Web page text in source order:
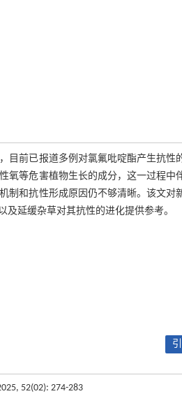
目前已报道多例对氯氟吡啶酯产生抗性
氧等危害植物生长的成分，这一过程中
制和抗性形成原因仍不够清晰。该文对
延缓杂草对其抗性的进化提供参考。
52(02): 274-283